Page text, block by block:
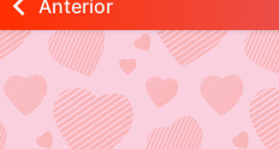
Anterior